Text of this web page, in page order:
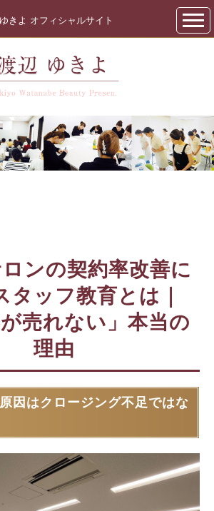
きよ オフィシャルサイト
ンの契約率改善に
タッフ教育とは｜
が売れない」本当の
理由
因はクロージング不足ではな